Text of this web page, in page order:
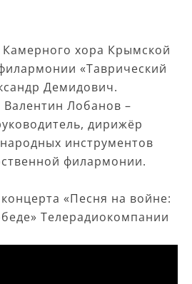
Камерного хора Крымской
«Таврический
Демидович.
Лобанов –
дирижёр
инструментов
филармонии.
«Песня на войне:
Телерадиокомпании